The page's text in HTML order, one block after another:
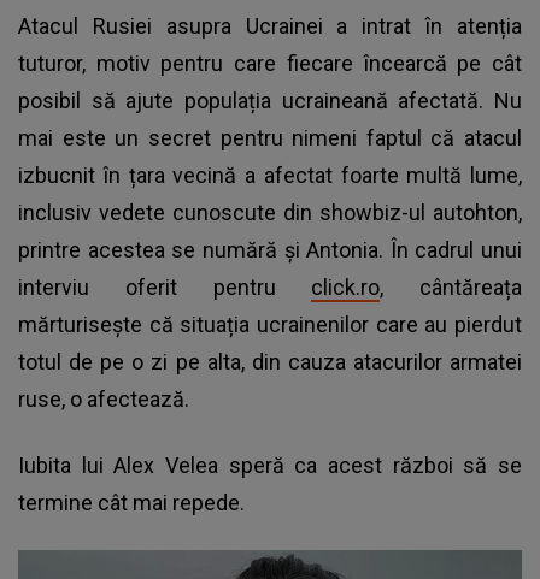
Atacul Rusiei asupra Ucrainei a intrat în atenția
tuturor, motiv pentru care fiecare încearcă pe cât
posibil să ajute populația ucraineană afectată. Nu
mai este un secret pentru nimeni faptul că atacul
izbucnit în țara vecină a afectat foarte multă lume,
inclusiv vedete cunoscute din showbiz-ul autohton,
printre acestea se numără și Antonia. În cadrul unui
interviu oferit pentru click.ro, cântăreața
mărturisește că situația ucrainenilor care au pierdut
totul de pe o zi pe alta, din cauza atacurilor armatei
ruse, o afectează.
Iubita lui Alex Velea speră ca acest război să se
termine cât mai repede.